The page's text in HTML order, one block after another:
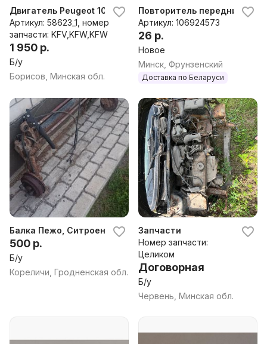
Двигатель Peugeot 106, 2000 г.
Артикул: 58623_1, номер
запчасти: KFV,KFW,KFW
1 950 р.
Б/у
Борисов, Минская обл.
Повторитель передний
Артикул: 106924573
26 р.
Новое
Минск, Фрунзенский
Доставка по Беларуси
Балка Пежо, Ситроен
500 р.
Б/у
Кореличи, Гродненская обл.
Запчасти
Номер запчасти:
Целиком
Договорная
Б/у
Червень, Минская обл.